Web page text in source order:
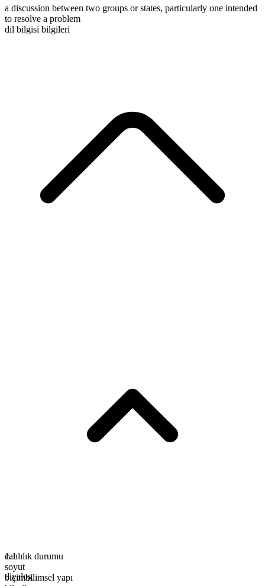
a discussion between two groups or states, particularly one intended
to resolve a problem
dil bilgisi bilgileri
canlılık durumu
soyut
biçimbilimsel yapı
1.1
diyalog